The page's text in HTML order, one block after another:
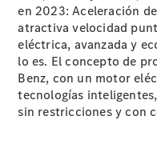
en 2023: Aceleración
atractiva velocidad
eléctrica, avanzada y
lo es. El concepto de
Benz, con un motor
tecnologías
sin restricciones y con